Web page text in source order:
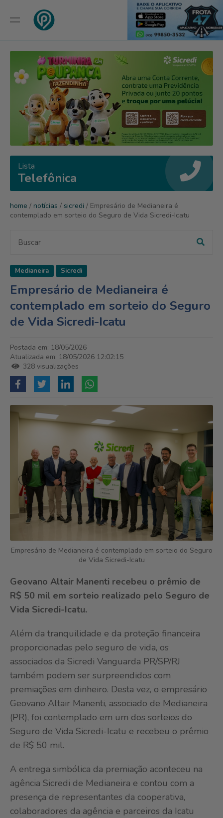
Lista
Telefônica
home / notícias / sicredi / Empresário de Medianeira é
contemplado em sorteio do Seguro de Vida Sicredi-Icatu
Medianeira Sicredi
Empresário de Medianeira é
contemplado em sorteio do Seguro
de Vida Sicredi-Icatu
Postada em: 18/05/2026
Atualizada em: 18/05/2026 12:02:15
328 visualizações
Empresário de Medianeira é contemplado em sorteio do Seguro
de Vida Sicredi-Icatu
Geovano Altair Manenti recebeu o prêmio de
R$ 50 mil em sorteio realizado pelo Seguro de
Vida Sicredi-Icatu.
Além da tranquilidade e da proteção financeira
proporcionadas pelo seguro de vida, os
associados da Sicredi Vanguarda PR/SP/RJ
também podem ser surpreendidos com
premiações em dinheiro. Desta vez, o empresário
Geovano Altair Manenti, associado de Medianeira
(PR), foi contemplado em um dos sorteios do
Seguro de Vida Sicredi-Icatu e recebeu o prêmio
de R$ 50 mil.
A entrega simbólica da premiação aconteceu na
agência Sicredi de Medianeira e contou com a
presença de representantes da cooperativa,
colaboradores da agência e parceiros da Icatu